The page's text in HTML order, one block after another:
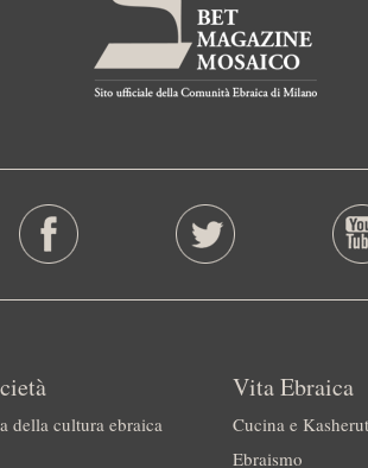
della cultura ebraica
Vita Ebraica
Cucina e Kasherut
Ebraismo